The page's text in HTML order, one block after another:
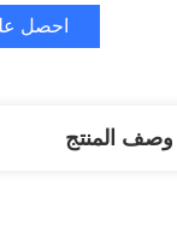
احصل
وصف المنتج